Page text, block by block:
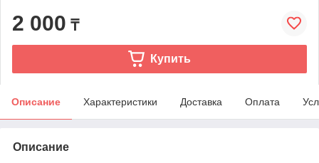
2 000 ₸
Купить
Описание Характеристики Доставка Оплата
Описание